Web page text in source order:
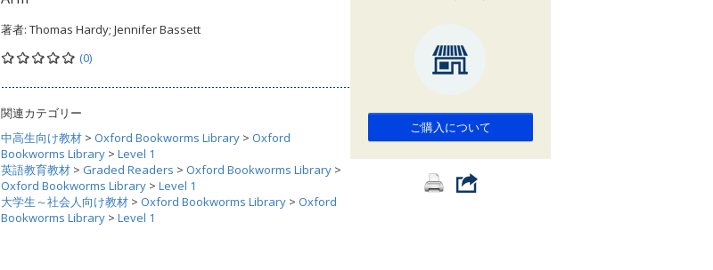
著者: Thomas Hardy; Jennifer Bassett
(0)
関連カテゴリー
中高生向け教材 > Oxford Bookworms Library > Oxford
Bookworms Library > Level 1
英語教育教材 > Graded Readers > Oxford Bookworms Library >
Oxford Bookworms Library > Level 1
大学生～社会人向け教材 > Oxford Bookworms Library > Oxford
Bookworms Library > Level 1
ご購入について